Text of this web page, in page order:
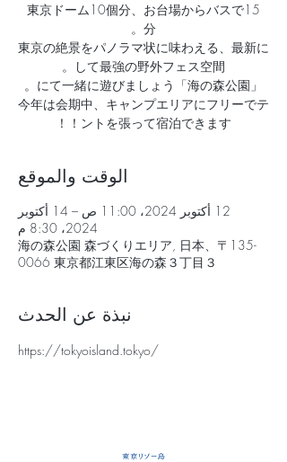
東京ドーム10個分、お台場からバスで15
東京の絶景をパノラマ状に味わえる、最新に
今年は会期中、キャンプエリアにフリーでテ
ントを張って宿泊できます！！
الوقت والموقع
12 أكتوبر 2024، 11:00 ص – 14 أكتوبر
2024، 8:30 م
海の森公園 森づくりエリア, 日本、〒135-
0066 東京都江東区海の森３丁目３
نبذة عن الحدث
https://tokyoisland.tokyo/